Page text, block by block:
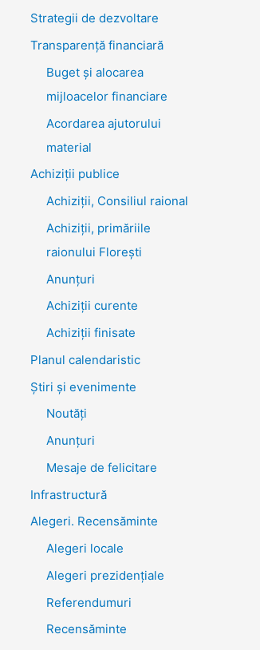
Strategii de dezvoltare
Transparenţă financiară
Buget și alocarea
mijloacelor financiare
Acordarea ajutorului
material
Achiziţii publice
Achiziții, Consiliul raional
Achiziții, primăriile
raionului Florești
Anunțuri
Achiziții curente
Achiziții finisate
Planul calendaristic
Știri şi evenimente
Noutăţi
Anunţuri
Mesaje de felicitare
Infrastructură
Alegeri. Recensăminte
Alegeri locale
Alegeri prezidențiale
Referendumuri
Recensăminte